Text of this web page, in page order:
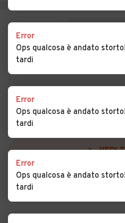
Auto usate Rubano
Auto usate San Giorgio in
Bosco
Viminario
Auto usate Sant'Angelo di
Piove di Sacco
Auto usate Santa
Margherita d'Adige
VEDI
Error
Ops qualcosa è andato
tardi
Error
Ops qualcosa è andato
tardi
Error
Ops qualcosa è andato
tardi